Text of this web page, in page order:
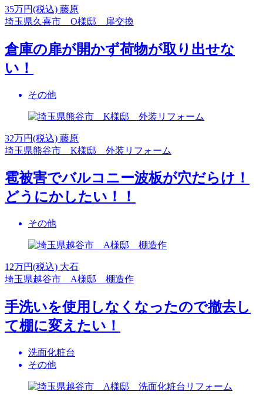
35万円(税込) 藤原
埼玉県久喜市 O様邸 扉交換
倉庫の扉が開かず荷物が取り出せな
い！
その他
32万円(税込) 藤原
埼玉県熊谷市 K様邸 外装リフォーム
雹被害でバルコニー波板が穴だらけ！
どうにかしたい！！
その他
12万円(税込) 大石
埼玉県越谷市 A様邸 棚造作
手洗いを使用しなくなったので撤去し
て棚に変えたい！
洗面化粧台
その他